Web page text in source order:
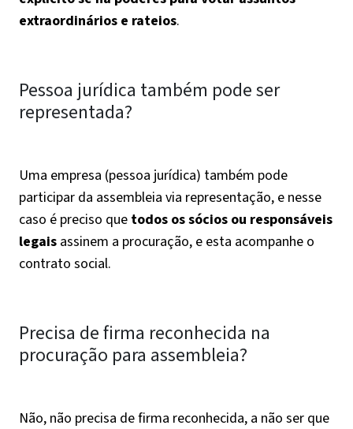
extraordinários e rateios.
Pessoa jurídica também pode ser
representada?
Uma empresa (pessoa jurídica) também pode
participar da assembleia via representação, e nesse
caso é preciso que todos os sócios ou responsáveis
legais assinem a procuração, e esta acompanhe o
contrato social.
Precisa de firma reconhecida na
procuração para assembleia?
Não, não precisa de firma reconhecida, a não ser que